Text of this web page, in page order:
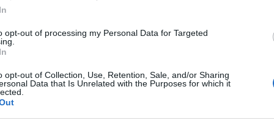
opt-out of processing my Personal Data for Targeted
opt-out of Collection, Use, Retention, Sale, and/or Sharing
Data that Is Unrelated with the Purposes for which it